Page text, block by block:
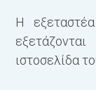
Η
ιστοσελίδα